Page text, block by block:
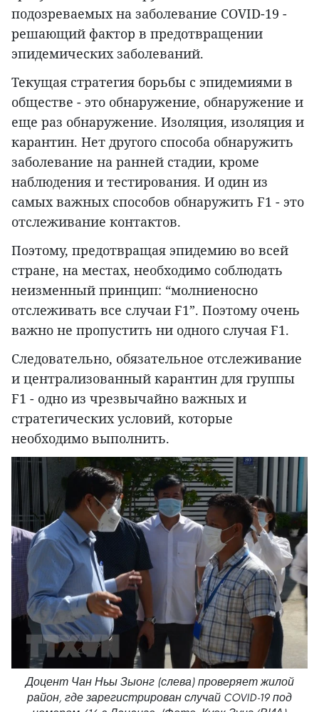
подозреваемых на заболевание COVID-19 -
решающий фактор в предотвращении
эпидемических заболеваний.
Текущая стратегия борьбы с эпидемиями в
обществе - это обнаружение, обнаружение и
еще раз обнаружение. Изоляция, изоляция и
карантин. Нет другого способа обнаружить
заболевание на ранней стадии, кроме
наблюдения и тестирования. И один из
самых важных способов обнаружить F1 - это
отслеживание контактов.
Поэтому, предотвращая эпидемию во всей
стране, на местах, необходимо соблюдать
неизменный принцип: “молниеносно
отслеживать все случаи F1”. Поэтому очень
важно не пропустить ни одного случая F1.
Следовательно, обязательное отслеживание
и централизованный карантин для группы
F1 - одно из чрезвычайно важных и
стратегических условий, которые
необходимо выполнить.
Доцент Чан Ньы Зыонг (слева) проверяет жилой
район, где зарегистрирован случай COVID-19 под